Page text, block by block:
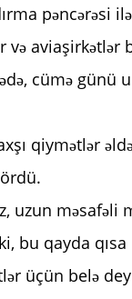
pəncərəsi
və
cümə günü
qiymətlər
uzun
bu qayda
üçün belə